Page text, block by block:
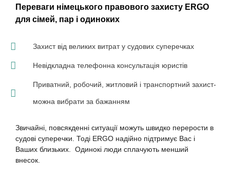
Переваги німецького правового захисту ERGO
для сімей, пар і одиноких
Захист від великих витрат у судових суперечках
Невідкладна телефонна консультація юристів
Приватний, робочий, житловий і транспортний захист-
можна вибрати за бажанням
Звичайні, повсякденні ситуації можуть швидко перерости в
судові суперечки. Тоді ERGO надійно підтримує Вас і
Ваших близьких. Одинокі люди сплачують менший
внесок.